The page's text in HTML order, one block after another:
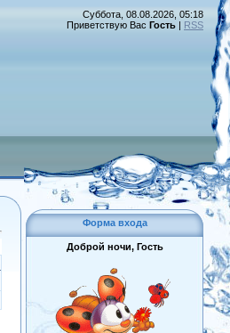
Суббота, 08.08.2026, 05:18
Приветствую Вас Гость | RSS
Форма входа
Доброй ночи, Гость